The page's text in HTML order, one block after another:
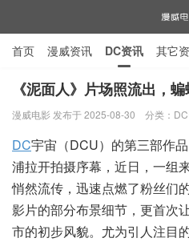
首页 漫威资讯 DC资讯 其它
电视剧资源 漫威图片
《泥面人》片场照流出，
漫威电影 发布于 2025-08-30 分类：
DC宇宙（DCU）的第三部作
浦拉开拍摄序幕，近日，一组
悄然流传，迅速点燃了粉丝们
影片的部分布景细节，更首次
市的初步风貌。尤为引人注目